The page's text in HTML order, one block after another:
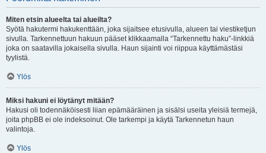
Miten etsin alueelta tai alueilta?
Syötä hakutermi hakukenttään, joka sijaitsee etusivulla, alueen tai viestiketjun
sivulla. Tarkennettuun hakuun pääset klikkaamalla “Tarkennettu haku”-linkkiä
joka on saatavilla jokaisella sivulla. Haun sijainti voi riippua käyttämästäsi
tyylistä.
Ylös
Miksi hakuni ei löytänyt mitään?
Hakusi oli todennäköisesti liian epämääräinen ja sisälsi useita yleisiä termejä,
joita phpBB ei ole indeksoinut. Ole tarkempi ja käytä Tarkennetun haun
valintoja.
Ylös